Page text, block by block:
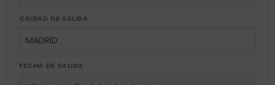
CIUDAD DE SALIDA
FECHA DE SALIDA